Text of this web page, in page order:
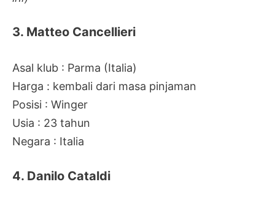
3. Matteo Cancellieri
Asal klub : Parma (Italia)
Harga : kembali dari masa pinjaman
Posisi : Winger
Usia : 23 tahun
Negara : Italia
4. Danilo Cataldi